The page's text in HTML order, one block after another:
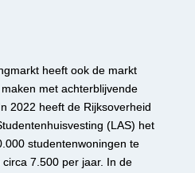
heeft ook de markt
met achterblijvende
2022 heeft de Rijksoverheid
(LAS) het
studentenwoningen te
7.500 per jaar. In de